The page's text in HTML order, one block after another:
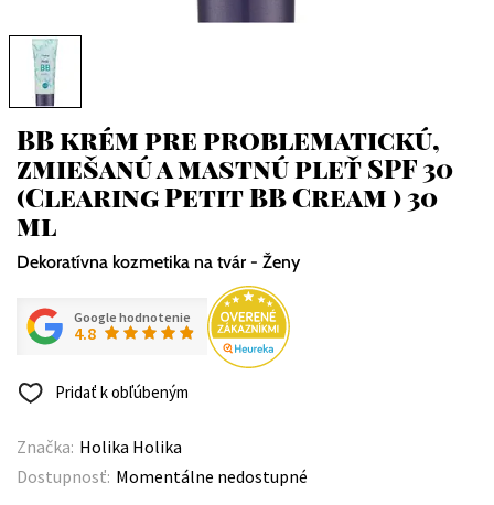
BB krém pre problematickú,
zmiešanú a mastnú pleť SPF 30
(Clearing Petit BB Cream ) 30
ml
Dekoratívna kozmetika na tvár - Ženy
Google hodnotenie
4.8
Pridať k obľúbeným
Značka: Holika Holika
Dostupnosť: Momentálne nedostupné